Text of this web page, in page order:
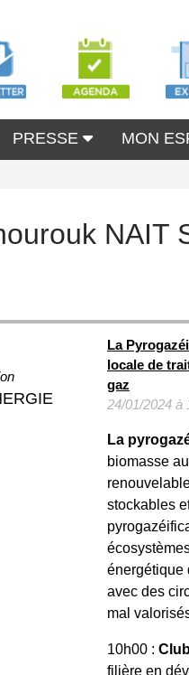
PRESSE MON
NAIT
La
locale de
gaz
24/01/2024 à
La
biomasse
stockables
énergétique
avec des
mal
10h00 :
filière en